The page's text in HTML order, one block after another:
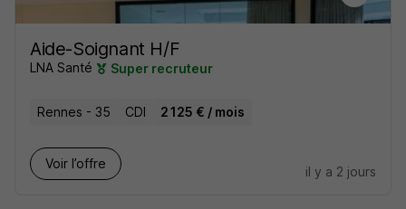
Aide-Soignant H/F
LNA Santé Super recruteur
Rennes - 35 CDI 2 125 € / mois
Voir l’offre
il y a 2 jours